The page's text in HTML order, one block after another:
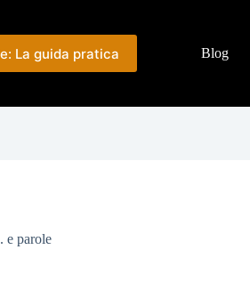
La guida pratica Blog
e parole